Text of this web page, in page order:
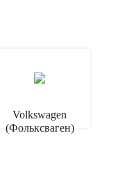
Volkswagen
(Фольксваген)